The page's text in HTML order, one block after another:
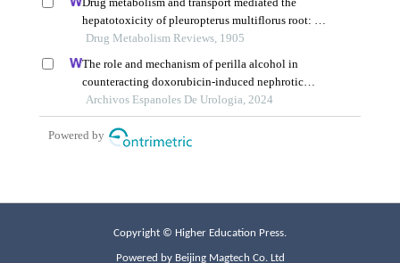
Copyright © Higher Education Press.
Powered by Beijing Magtech Co. Ltd